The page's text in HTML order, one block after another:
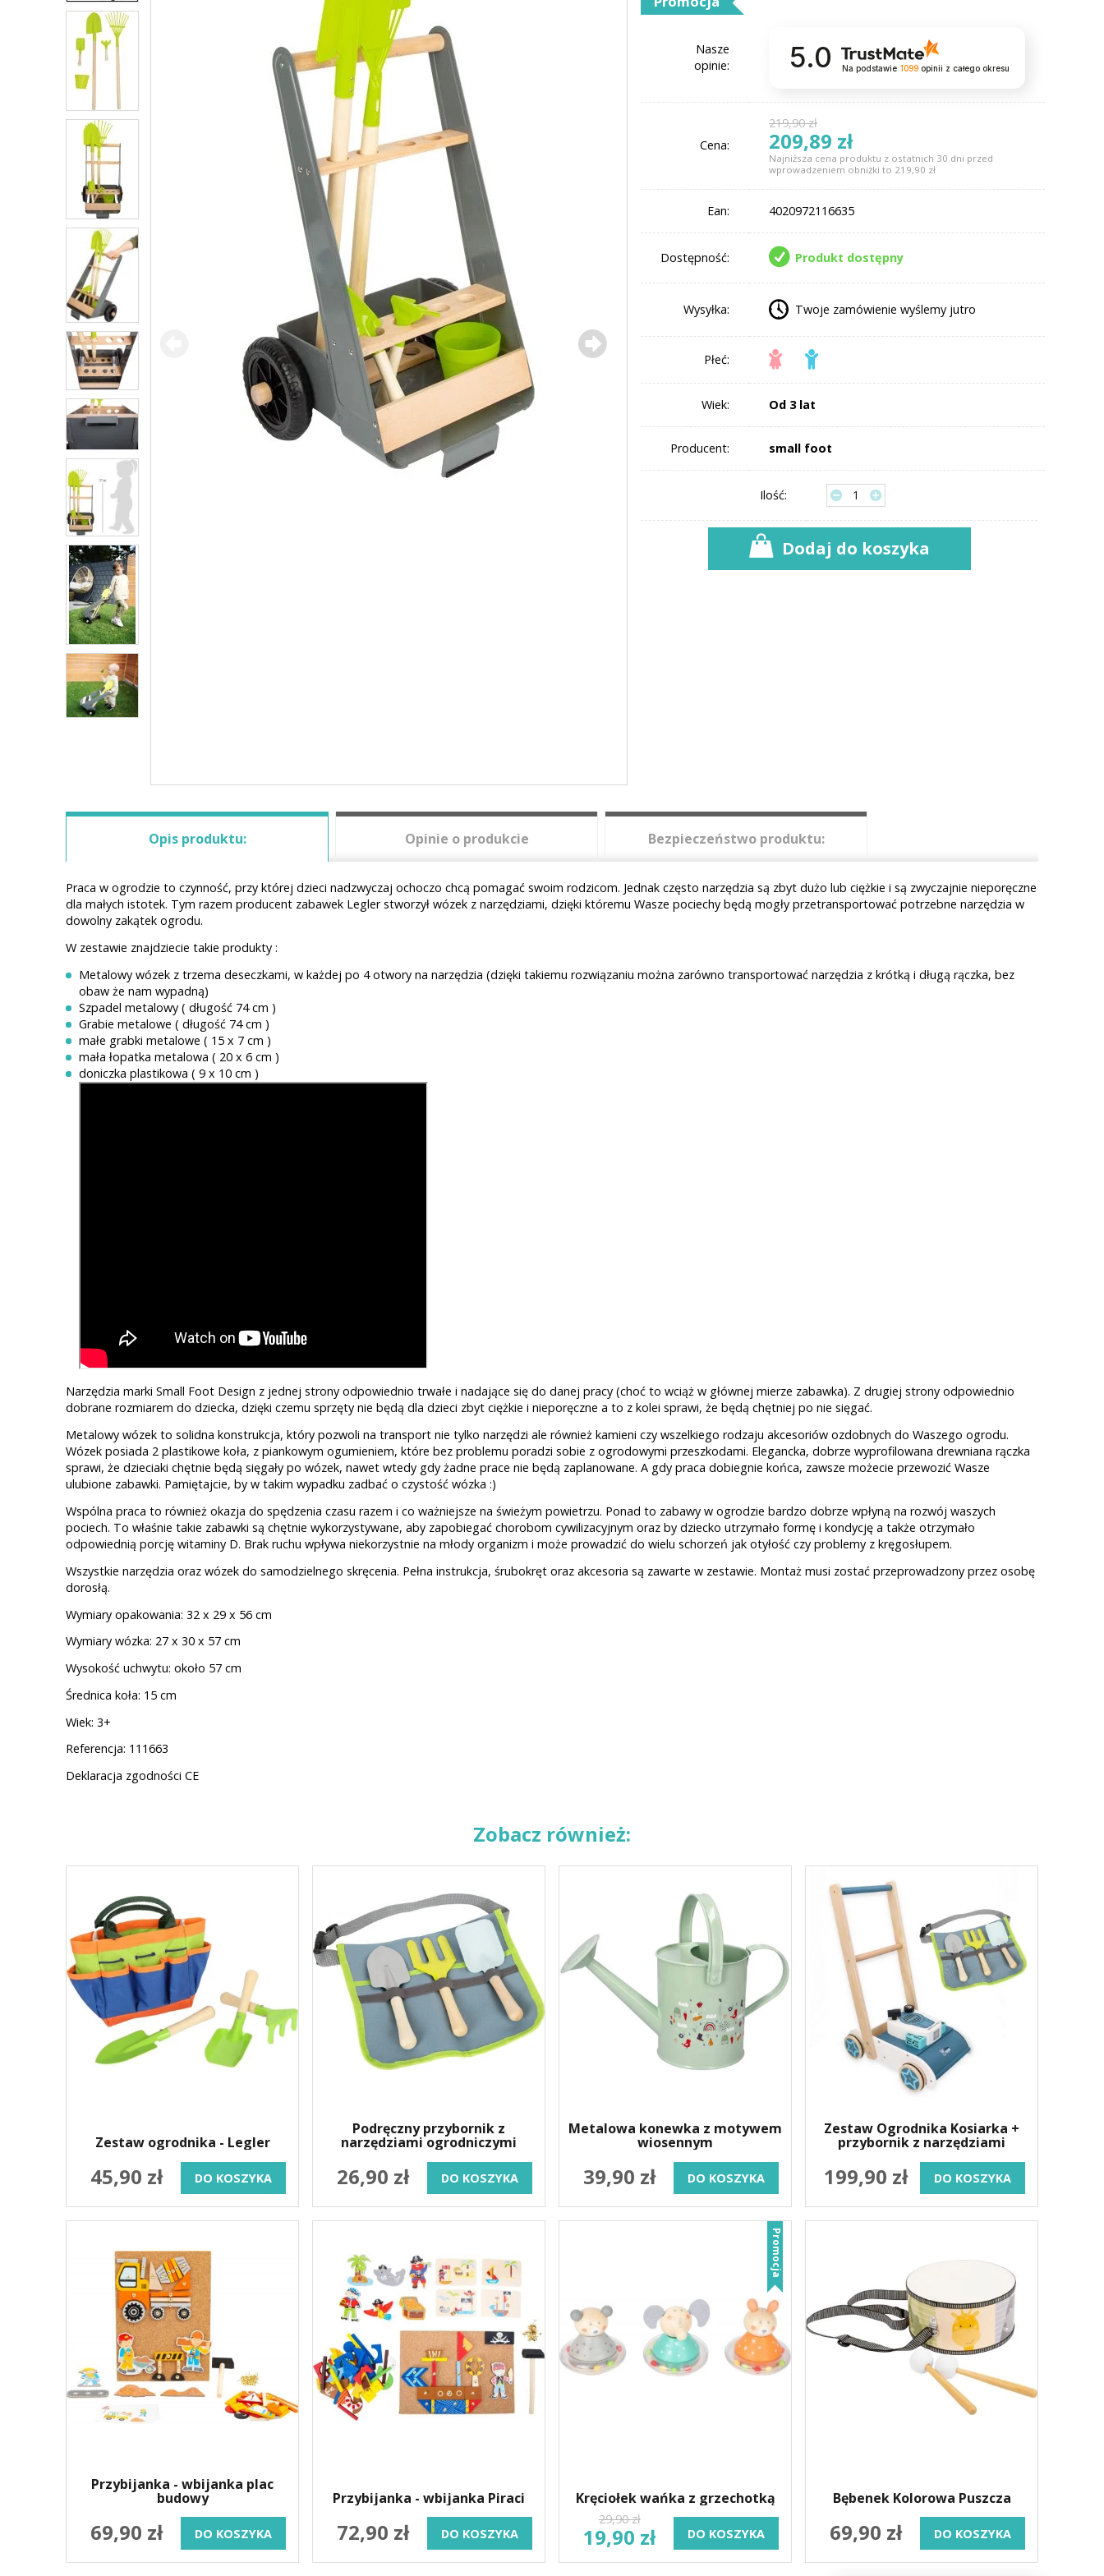
Nasze
opinie:
5.0 Na podstawie 1099opinii z całego okresu
Cena:
219,90 zł
209,89 zł
Najniższa cena produktu z ostatnich 30 dni przed
wprowadzeniem obniżki to 219,90 zł
Ean: 4020972116635
Dostępność: Produkt dostępny
Wysyłka: Twoje zamówienie wyślemy jutro
Płeć:
Wiek: Od 3 lat
Producent: small foot
Ilość:
Dodaj do koszyka
Opis produktu: Opinie o produkcie Bezpieczeństwo produktu:
Praca w ogrodzie to czynność, przy której dzieci nadzwyczaj ochoczo chcą pomagać swoim rodzicom. Jednak często narzędzia są zbyt dużo lub ciężkie i są zwyczajnie nieporęczne
dla małych istotek. Tym razem producent zabawek Legler stworzył wózek z narzędziami, dzięki któremu Wasze pociechy będą mogły przetransportować potrzebne narzędzia w
dowolny zakątek ogrodu.
W zestawie znajdziecie takie produkty :
Metalowy wózek z trzema deseczkami, w każdej po 4 otwory na narzędzia (dzięki takiemu rozwiązaniu można zarówno transportować narzędzia z krótką i długą rączka, bez
obaw że nam wypadną)
Szpadel metalowy ( długość 74 cm )
Grabie metalowe ( długość 74 cm )
małe grabki metalowe ( 15 x 7 cm )
mała łopatka metalowa ( 20 x 6 cm )
doniczka plastikowa ( 9 x 10 cm )
Narzędzia marki Small Foot Design z jednej strony odpowiednio trwałe i nadające się do danej pracy (choć to wciąż w głównej mierze zabawka). Z drugiej strony odpowiednio
dobrane rozmiarem do dziecka, dzięki czemu sprzęty nie będą dla dzieci zbyt ciężkie i nieporęczne a to z kolei sprawi, że będą chętniej po nie sięgać.
Metalowy wózek to solidna konstrukcja, który pozwoli na transport nie tylko narzędzi ale również kamieni czy wszelkiego rodzaju akcesoriów ozdobnych do Waszego ogrodu.
Wózek posiada 2 plastikowe koła, z piankowym ogumieniem, które bez problemu poradzi sobie z ogrodowymi przeszkodami. Elegancka, dobrze wyprofilowana drewniana rączka
sprawi, że dzieciaki chętnie będą sięgały po wózek, nawet wtedy gdy żadne prace nie będą zaplanowane. A gdy praca dobiegnie końca, zawsze możecie przewozić Wasze
ulubione zabawki. Pamiętajcie, by w takim wypadku zadbać o czystość wózka :)
Wspólna praca to również okazja do spędzenia czasu razem i co ważniejsze na świeżym powietrzu. Ponad to zabawy w ogrodzie bardzo dobrze wpłyną na rozwój waszych
pociech. To właśnie takie zabawki są chętnie wykorzystywane, aby zapobiegać chorobom cywilizacyjnym oraz by dziecko utrzymało formę i kondycję a także otrzymało
odpowiednią porcję witaminy D. Brak ruchu wpływa niekorzystnie na młody organizm i może prowadzić do wielu schorzeń jak otyłość czy problemy z kręgosłupem.
Wszystkie narzędzia oraz wózek do samodzielnego skręcenia. Pełna instrukcja, śrubokręt oraz akcesoria są zawarte w zestawie. Montaż musi zostać przeprowadzony przez osobę
dorosłą.
Wymiary opakowania: 32 x 29 x 56 cm
Wymiary wózka: 27 x 30 x 57 cm
Wysokość uchwytu: około 57 cm
Średnica koła: 15 cm
Wiek: 3+
Referencja: 111663
Deklaracja zgodności CE
Zobacz również:
Zestaw ogrodnika - Legler
45,90 zł DO KOSZYKA
Podręczny przybornik z
narzędziami ogrodniczymi
26,90 zł DO KOSZYKA
Metalowa konewka z motywem
wiosennym
39,90 zł DO KOSZYKA
Zestaw Ogrodnika Kosiarka +
przybornik z narzędziami
199,90 zł DO KOSZYKA
Przybijanka - wbijanka plac
budowy
69,90 zł DO KOSZYKA
Przybijanka - wbijanka Piraci
72,90 zł DO KOSZYKA
Kręciołek wańka z grzechotką
29,90 zł
19,90 zł
Promocja
DO KOSZYKA
Bębenek Kolorowa Puszcza
69,90 zł DO KOSZYKA